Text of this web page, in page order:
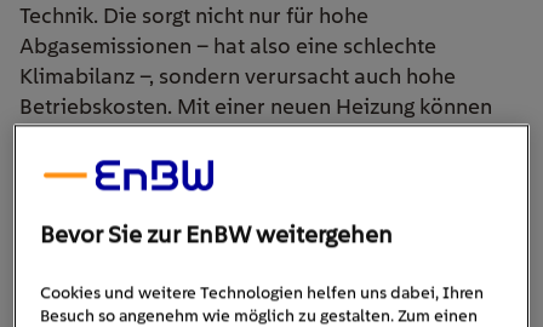
Technik. Die sorgt nicht nur für hohe
Abgasemissionen – hat also eine schlechte
Klimabilanz –, sondern verursacht auch hohe
Betriebskosten. Mit einer neuen Heizung können
einsparen.
Für Heizungen, die 30 Jahre oder älter sind, gilt
eine gesetzliche Pflicht zur Erneuerung
der Energiesparverordnung fixiert und gilt vor
allem für Gas- und Ölheizkessel im
Bevor Sie zur EnBW weitergehen
Cookies und weitere Technologien helfen uns dabei, Ihren
Besuch so angenehm wie möglich zu gestalten. Zum einen